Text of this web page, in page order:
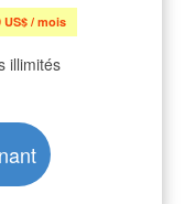
/ mois
illimités